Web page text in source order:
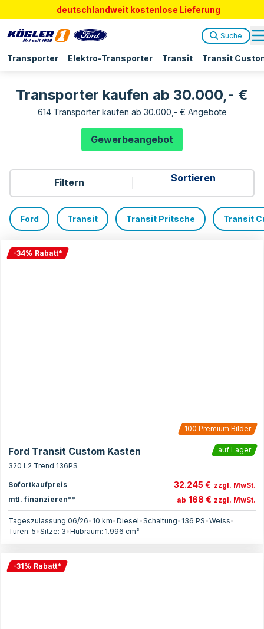
deutschlandweit kostenlose Lieferung
Transporter Elektro-Transporter Transit Transit
Suche
Transporter kaufen ab 30.000,- €
614 Transporter kaufen ab 30.000,- € Angebote
Gewerbeangebot
Filtern
Ford Transit Transit Pritsche Transit
-34% Rabatt*
100 Premium Bilder
Ford Transit Custom Kasten
auf Lager
320 L2 Trend 136PS
Sofortkaufpreis 32.245 € zzgl. MwSt.
mtl. finanzieren**
ab 168 € zzgl. MwSt.
Tageszulassung 06/26• 10 km•Diesel•Schaltung• 136 PS•Weiss•
Türen: 5•Sitze: 3•Hubraum: 1.996 cm³
-31% Rabatt*